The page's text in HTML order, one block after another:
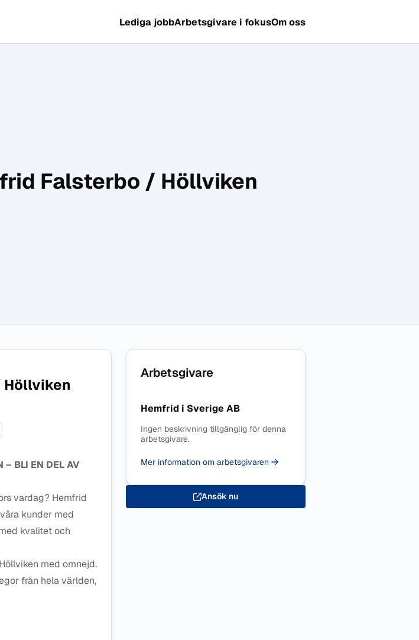
Lediga jobbArbetsgivare i fokusOm oss
Falsterbo / Höllviken
Höllviken
– BLI EN DEL AV
vardag? Hemfrid
kunder med
kvalitet och
med omnejd.
från hela världen,
Arbetsgivare
Hemfrid i Sverige AB
Ingen beskrivning tillgänglig för denna
arbetsgivare.
Mer information om arbetsgivaren
Ansök nu